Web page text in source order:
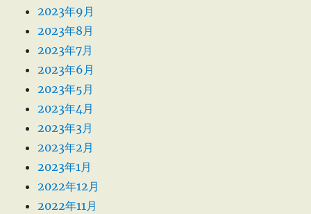
2023年9月
2023年8月
2023年7月
2023年6月
2023年5月
2023年4月
2023年3月
2023年2月
2023年1月
2022年12月
2022年11月